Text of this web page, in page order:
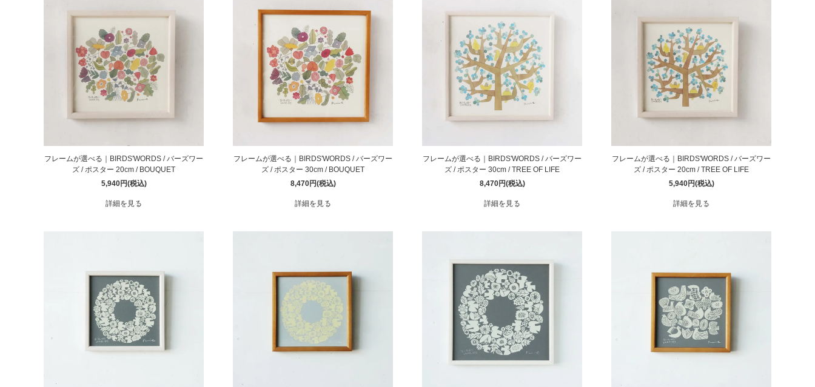
フレームが選べる｜BIRDS'WORDS / バーズワー
ズ / ポスター 20cm / BOUQUET
5,940円(税込)
詳細を見る
フレームが選べる｜BIRDS'WORDS / バーズワー
ズ / ポスター 30cm / BOUQUET
8,470円(税込)
詳細を見る
フレームが選べる｜BIRDS'WORDS / バーズワー
ズ / ポスター 30cm / TREE OF LIFE
8,470円(税込)
詳細を見る
フレームが選べる｜BIRDS'WORDS / バーズワー
ズ / ポスター 20cm / TREE OF LIFE
5,940円(税込)
詳細を見る